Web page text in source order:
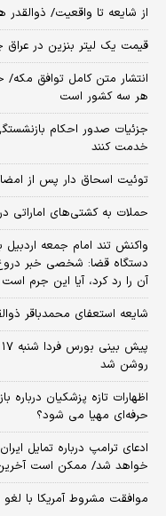
از شایعه تا واقعیت/
قیمت یک لیتر بنزین در عراق
انتشار متن کامل توافق مکه/
هر سه کشور است
خدمت کنند
توئیت اسحاق دار پس از
حملات به کشتی‌های اماراتی
واکنش تند امام جمعه
دستگاه قضا: شخصی خبر
آن را رد کرد، آیا این جرم
شایعه استعفای محمدباقر
روشن شد
اظهارات تازه پزشکیان درباره
حرفه‌ای مهیا می شود؟
ادعای ترامپ درباره تمایل
خواهد شد/ ممکن است
موافقت مشروط آمریکا با لغو